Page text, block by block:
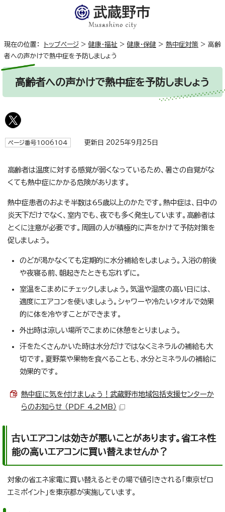
現在の位置： トップページ > 健康・福祉 > 健康・保健 > 熱中症対策 > 高齢
者への声かけで熱中症を予防しましょう
高齢者への声かけで熱中症を予防しましょう
ページ番号1006104 更新日 2025年9月25日
高齢者は温度に対する感覚が弱くなっているため、暑さの自覚がな
くても熱中症にかかる危険があります。
熱中症患者のおよそ半数は65歳以上のかたです。熱中症は、日中の
炎天下だけでなく、室内でも、夜でも多く発生しています。高齢者は
とくに注意が必要です。周囲の人が積極的に声をかけて予防対策を
促しましょう。
のどが渇かなくても定期的に水分補給をしましょう。入浴の前後
や夜寝る前、朝起きたときも忘れずに。
室温をこまめにチェックしましょう。気温や湿度の高い日には、
適度にエアコンを使いましょう。シャワーや冷たいタオルで効果
的に体を冷やすことができます。
外出時は涼しい場所でこまめに休憩をとりましょう。
汗をたくさんかいた時は水分だけではなくミネラルの補給も大
切です。夏野菜や果物を食べることも、水分とミネラルの補給に
効果的です。
熱中症に気を付けましょう！武蔵野市地域包括支援センターか
らのお知らせ （PDF 4.2MB）
古いエアコンは効きが悪いことがあります。省エネ性
能の高いエアコンに買い替えませんか？
対象の省エネ家電に買い替えるとその場で値引きされる「東京ゼロ
エミポイント」を東京都が実施しています。